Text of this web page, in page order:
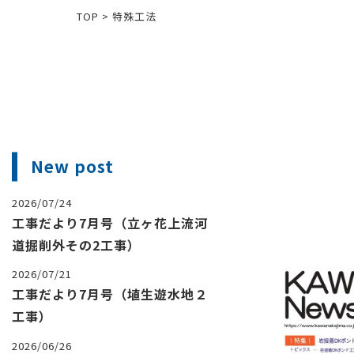
TOP > 特殊工法
New post
2026/07/24
工事だより7月号（立ヶ花上流河
道掘削外その2工事）
2026/07/21
工事だより7月号（埴生遊水地２
工事）
2026/06/26